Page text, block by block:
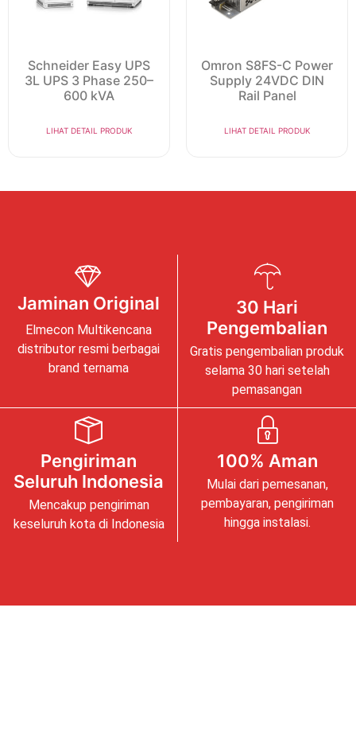
Schneider Easy UPS
3L UPS 3 Phase 250–
600 kVA
LIHAT DETAIL PRODUK
Omron S8FS-C Power
Supply 24VDC DIN
Rail Panel
LIHAT DETAIL PRODUK
Jaminan Original
Elmecon Multikencana
distributor resmi berbagai
brand ternama
30 Hari
Pengembalian
Gratis pengembalian produk
selama 30 hari setelah
pemasangan
Pengiriman
Seluruh Indonesia
Mencakup pengiriman
keseluruh kota di Indonesia
100% Aman
Mulai dari pemesanan,
pembayaran, pengiriman
hingga instalasi.